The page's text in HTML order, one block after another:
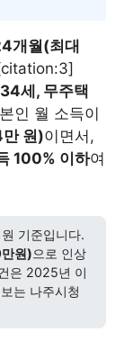
개월(최대
세, 무주택
인 월 소득이
원)이면서,
100% 이하여
기준입니다.
원)으로 인상
은 2025년 이
는 나주시청